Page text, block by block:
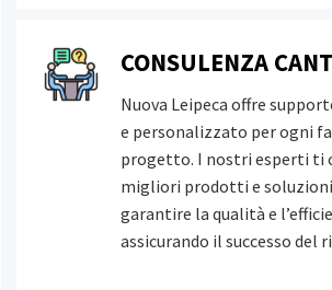
CONSULENZA
Nuova Leipeca offre
e personalizzato per ogni
progetto. I nostri esperti ti
migliori prodotti e
garantire la qualità e
assicurando il successo del
Cartongesso
Dom
Ica